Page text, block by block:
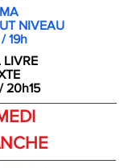
NIVEAU
19h
LIVRE
20h15